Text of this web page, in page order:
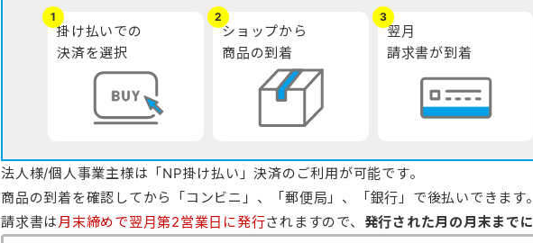
掛け払いでの
決済を選択
ショップから
商品の到着
翌月
請求書が到着
法人様/個人事業主様は「NP掛け払い」決済のご利用が可能です。
商品の到着を確認してから「コンビニ」、「郵便局」、「銀行」で後払いできます。
請求書は月末締めで翌月第2営業日に発行されますので、 発行された月の月末までに